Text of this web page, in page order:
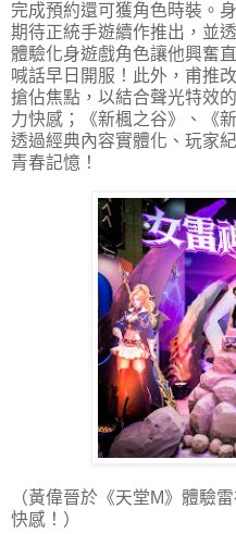
完成預約還可獲角色時裝。
期待正統手遊續作推出，並
體驗化身遊戲角色讓他興奮
喊話早日開服！此外，甫推
搶佔焦點，以結合聲光特效
力快感；《新楓之谷》、《
透過經典內容實體化、玩家
青春記憶！
（黃偉晉於《天堂M》體驗
快感！）